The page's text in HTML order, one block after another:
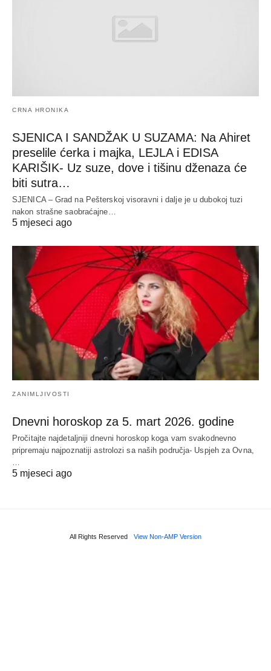
CRNA HRONIKA
SJENICA I SANDŽAK U SUZAMA: Na Ahiret
preselile ćerka i majka, LEJLA i EDISA
KARIŠIK- Uz suze, dove i tišinu dženaza će
biti sutra…
SJENICA – Grad na Pešterskoj visoravni i dalje je u dubokoj tuzi
nakon strašne saobraćajne…
5 mjeseci ago
ZANIMLJIVOSTI
Dnevni horoskop za 5. mart 2026. godine
Pročitajte najdetaljniji dnevni horoskop koga vam svakodnevno
pripremaju najpoznatiji astrolozi sa naših područja- Uspjeh za Ovna,
5 mjeseci ago
All Rights Reserved View Non-AMP Version